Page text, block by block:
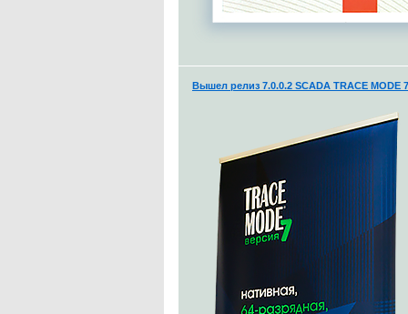
Вышел релиз 7.0.0.2 SCADA TRACE MODE 7